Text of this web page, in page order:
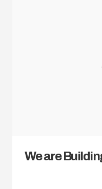
We are